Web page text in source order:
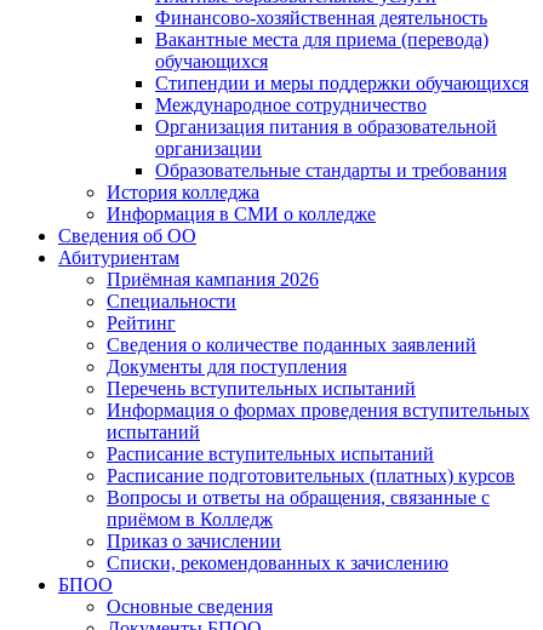
Финансово-хозяйственная деятельность
Вакантные места для приема (перевода)
обучающихся
Стипендии и меры поддержки обучающихся
Международное сотрудничество
Организация питания в образовательной
организации
Образовательные стандарты и требования
История колледжа
Информация в СМИ о колледже
Сведения об ОО
Абитуриентам
Приёмная кампания 2026
Специальности
Рейтинг
Сведения о количестве поданных заявлений
Документы для поступления
Перечень вступительных испытаний
Информация о формах проведения вступительных
испытаний
Расписание вступительных испытаний
Расписание подготовительных (платных) курсов
Вопросы и ответы на обращения, связанные с
приёмом в Колледж
Приказ о зачислении
Списки, рекомендованных к зачислению
БПОО
Основные сведения